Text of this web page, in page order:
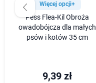
Więcej opcji+
Pess Flea-Kil Obroża
owadobójcza dla małych
psów i kotów 35 cm
9,39 zł